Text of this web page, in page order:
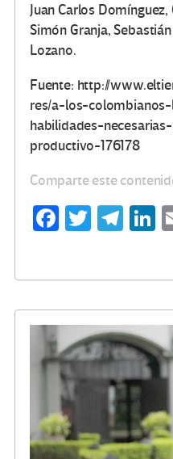
Juan Carlos
Simón Granja,
Lozano.
Fuente: http://
res/a-los-
habilidades-
productivo-176178
Comparte este
Fa
o
k
T
Te
m
Li
n